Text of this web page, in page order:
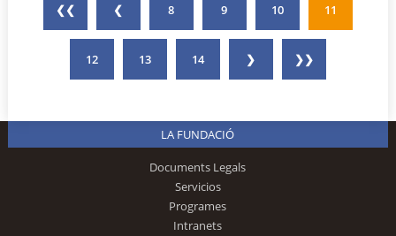
❮❮ ❮ 8 9 10 11
12 13 14 ❯ ❯❯
LA FUNDACIÓ
Documents Legals
Servicios
Programes
Intranets